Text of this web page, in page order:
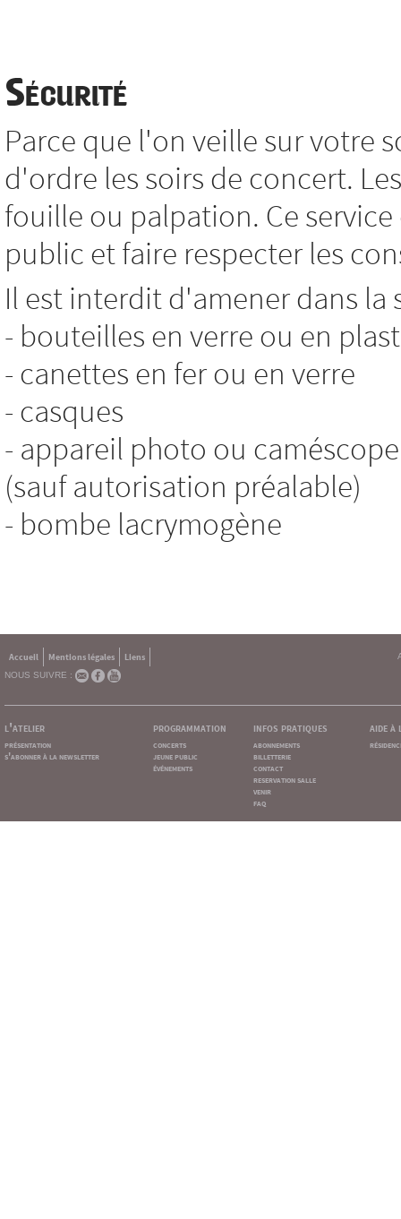
Sécurité
Parce que l'on veille sur votre
d'ordre les soirs de concert.
fouille ou palpation. Ce
public et faire respecter les
Il est interdit d'amener dans la
- bouteilles en verre ou en
- canettes en fer ou en verre
- casques
- appareil photo ou
(sauf autorisation préalable)
- bombe lacrymogène
Accueil Mentions légales
Liens
NOUS SUIVRE :
l'atelier
présentation
s'abonner à la newsletter
programmation
concerts
jeune public
événements
infos pratiques
abonnements
billetterie
contact
reservation salle
venir
faq
aide